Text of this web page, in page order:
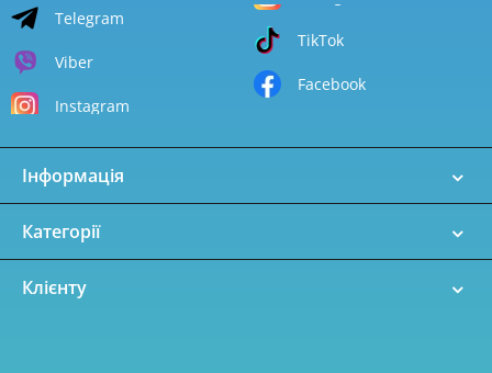
Telegram
Viber
Instagram
TikTok
Facebook
Інформація
Категорії
Клієнту